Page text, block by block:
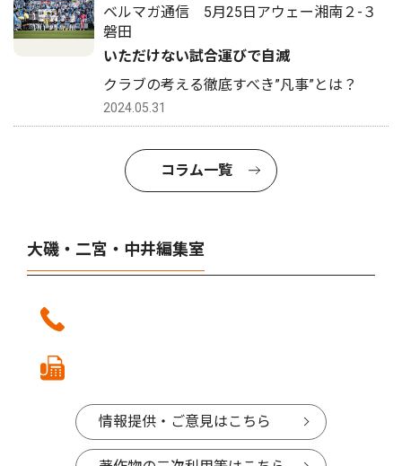
ベルマガ通信 5月25日アウェー湘南２-３
磐田
いただけない試合運びで自滅
クラブの考える徹底すべき”凡事”とは？
2024.05.31
コラム一覧
大磯・二宮・中井編集室
情報提供・ご意見はこちら